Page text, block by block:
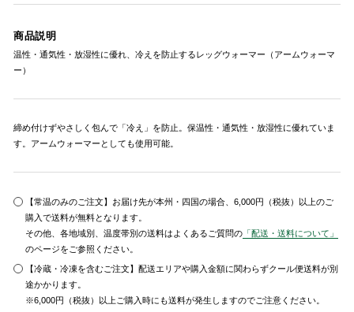
商品説明
温性・通気性・放湿性に優れ、冷えを防止するレッグウォーマー（アームウォーマ
ー）
締め付けずやさしく包んで「冷え」を防止。保温性・通気性・放湿性に優れていま
す。アームウォーマーとしても使用可能。
【常温のみのご注文】お届け先が本州・四国の場合、6,000円（税抜）以上のご
購入で送料が無料となります。
その他、各地域別、温度帯別の送料はよくあるご質問の 「配送・送料について」
のページをご参照ください。
【冷蔵・冷凍を含むご注文】配送エリアや購入金額に関わらずクール便送料が別
途かかります。
※6,000円（税抜）以上ご購入時にも送料が発生しますのでご注意ください。